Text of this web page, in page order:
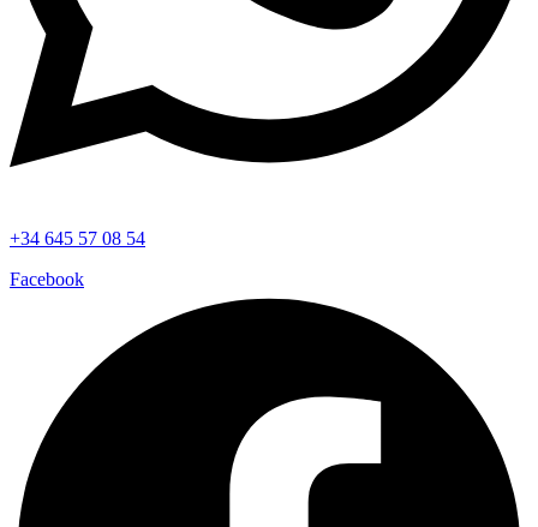
+34 645 57 08 54
Facebook